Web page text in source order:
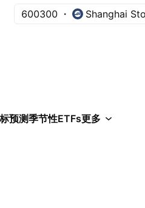
600300 Shanghai
预测季节性ETFs更多